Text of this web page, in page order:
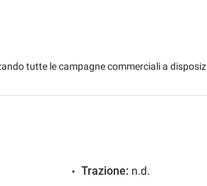
tutte le campagne commerciali a
Trazione: n.d.